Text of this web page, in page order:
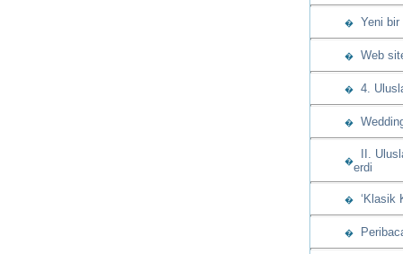
� Yeni bir
� Web
� 4.
�
�
II.
erdi
� ‘Klasik
�